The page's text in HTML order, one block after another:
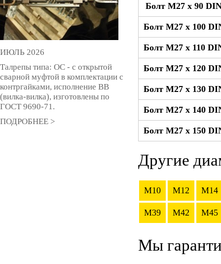
Болт М27 x 90
Болт М27 x 100
Болт М27 x 110
Болт М27 x 120
Болт М27 x 130
Болт М27 x 140
Болт М27 x 150
Другие
M10 M12 M14
M39 M42 M45
Мы
ИЮЛЬ 2026
Талрепы типа: ОС - с открытой
сварной муфтой в комплектации с
контргайками, исполнение ВВ
(вилка-вилка), изготовлены по
ГОСТ 9690-71.
ПОДРОБНЕЕ >